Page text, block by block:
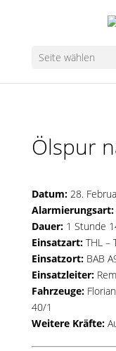
Seite wählen
Ölspur
Datum:28.
Alarmierungsart:
Dauer:1 Stunde
Einsatzart:THL –
Einsatzort:BAB
Einsatzleiter:
Fahrzeuge:
40/1
Weitere Kräfte: